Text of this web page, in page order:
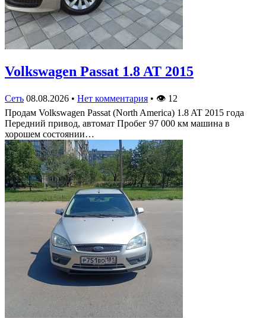
Volkswagen Passat 1.8 AT 2015
Сеть 08.08.2026 • Нет комментария • 👁 12
Продам Volkswagen Passat (North America) 1.8 AT 2015 года
Передний привод, автомат Пробег 97 000 км машина в
хорошем состоянии…